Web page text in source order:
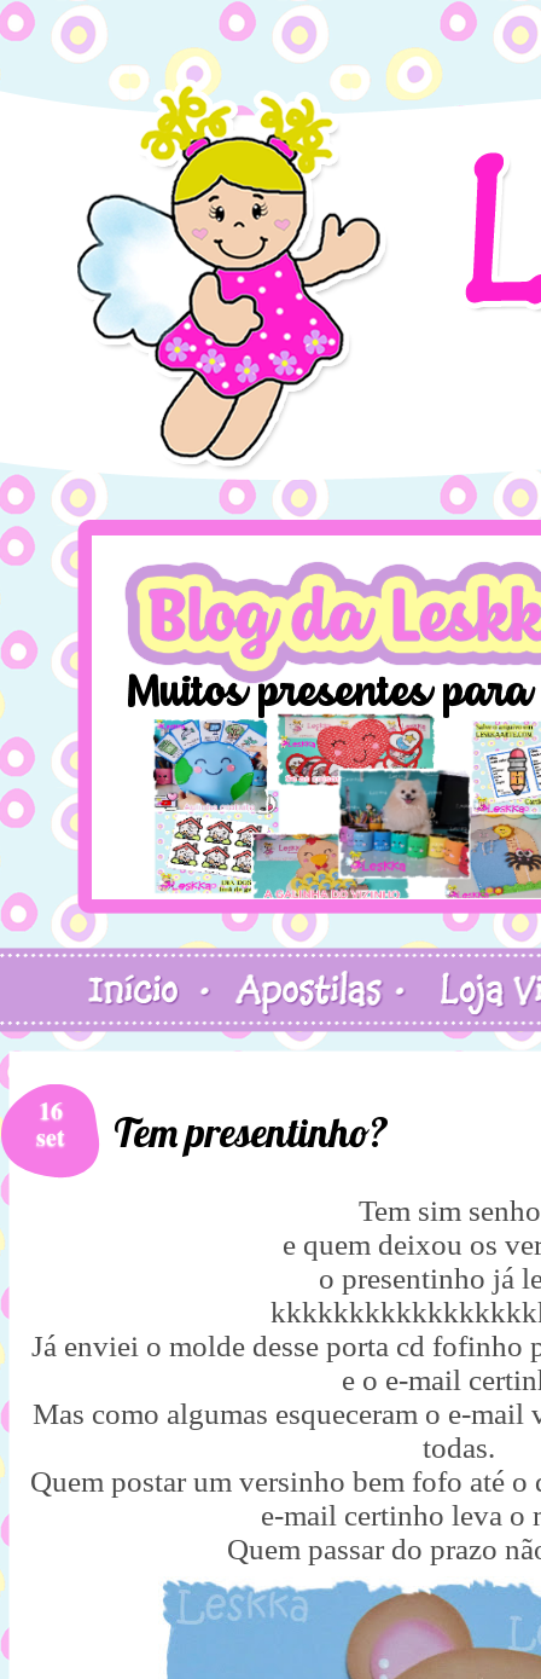
16
set Tem presentinho?
Tem sim
e quem deixou os
o presentinho já
Já enviei o molde desse porta cd fofinho
e o e-mail
Mas como algumas esqueceram o e-mail
todas.
Quem postar um versinho bem fofo até
e-mail certinho leva o
Quem passar do prazo